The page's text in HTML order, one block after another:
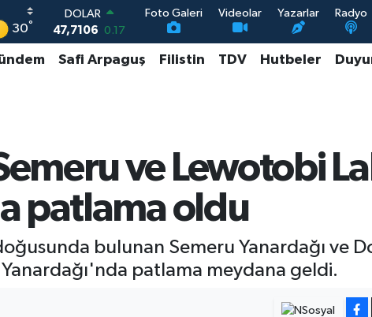
30°
DOLAR
47,7106 0.17
EURO
55,1652
0.27
13.773 -19
Foto Galeri Videolar Yazarlar Radyo
Safi Arpaguş Filistin TDV Hutbeler
ve Lewotobi
patlama oldu
bulunan Semeru Yanardağı ve
patlama meydana geldi.